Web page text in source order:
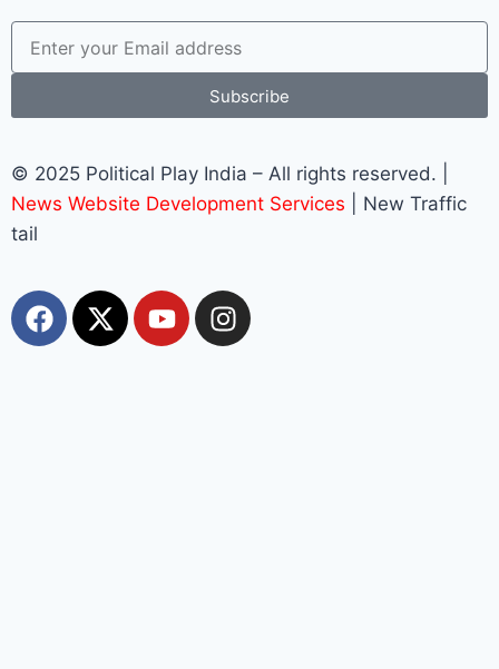
Subscribe
© 2025 Political Play India – All rights reserved. |
News Website Development Services | New Traffic
tail